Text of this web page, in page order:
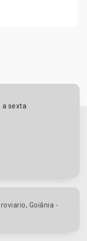
a sexta
Goiânia -